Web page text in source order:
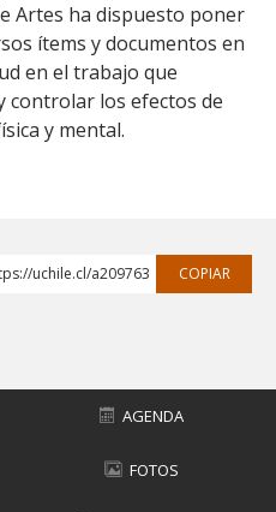
Egresadas/os
Artes ha dispuesto poner
ítems y documentos en
en el trabajo que
controlar los efectos de
y mental.
uchile.cl/a209763 COPIAR
AGENDA
FOTOS